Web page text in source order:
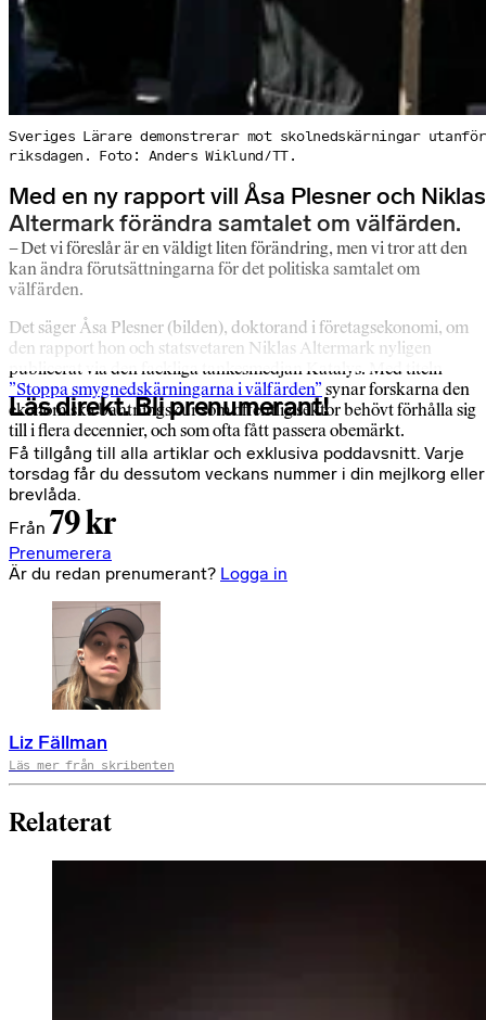
Sveriges Lärare demonstrerar mot skolnedskärningar utanför
riksdagen. Foto: Anders Wiklund/TT.
Med en ny rapport vill Åsa Plesner och Niklas
Altermark förändra samtalet om välfärden.
– Det vi föreslår är en väldigt liten förändring, men vi tror att den
kan ändra förutsättningarna för det politiska samtalet om
välfärden.
Det säger Åsa Plesner (bilden), doktorand i företagsekonomi, om
den rapport hon och statsvetaren Niklas Altermark nyligen
publicerat via den fackliga tankesmedjan Katalys. Med titeln
”Stoppa smygnedskärningarna i välfärden” synar forskarna den
ekonomiska bantningskur som offentlig sektor behövt förhålla sig
till i flera decennier, och som ofta fått passera obemärkt.
Läs direkt. Bli prenumerant!
Få tillgång till alla artiklar och exklusiva poddavsnitt. Varje
torsdag får du dessutom veckans nummer i din mejlkorg eller
brevlåda.
Från 79 kr
Prenumerera
Är du redan prenumerant? Logga in
Liz Fällman
Läs mer från skribenten
Relaterat